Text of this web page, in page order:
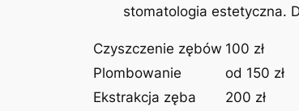
stomatologia estetyczna.
Czyszczenie zębów 100 zł
Plombowanie
od ‌150 ⁣zł
Ekstrakcja zęba
200 zł